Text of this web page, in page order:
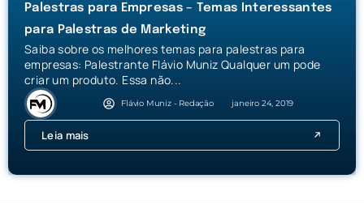
Palestras para Empresas – Temas Interessantes
para Palestras de Marketing
Saiba sobre os melhores temas para palestras para
empresas: Palestrante Flávio Muniz Qualquer um pode
criar um produto. Essa não...
Flávio Muniz - Redação janeiro 24, 2019
Leia mais